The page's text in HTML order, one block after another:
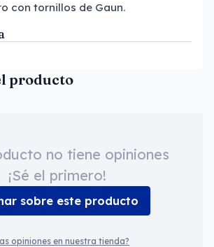
con tornillos de Gaun.
producto
no tiene opiniones
¡Sé el primero!
sobre este producto
opiniones en nuestra tienda?